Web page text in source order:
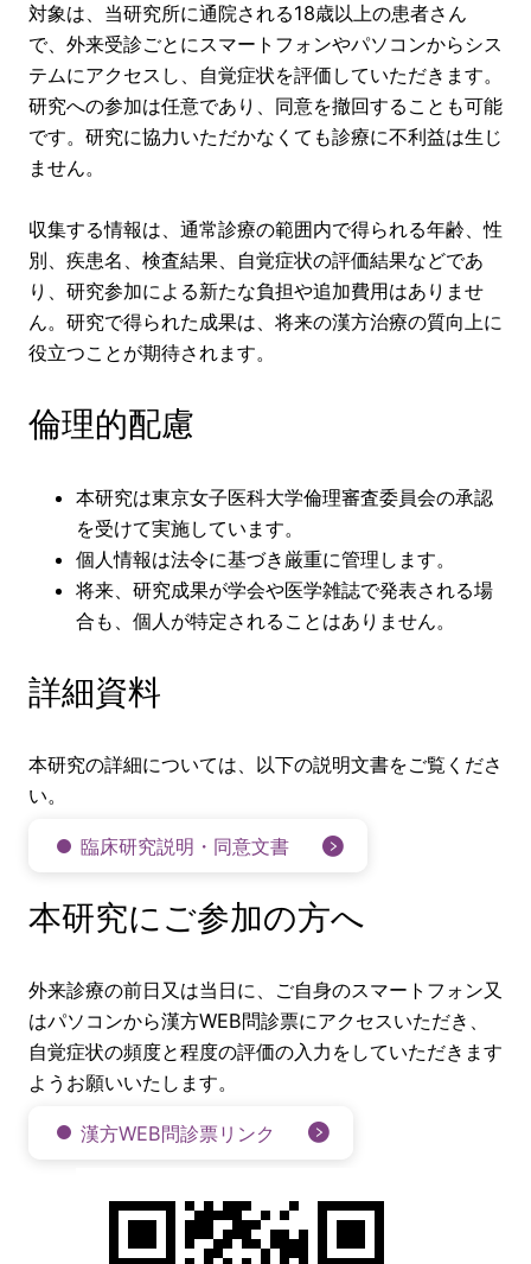
対象は、当研究所に通院される18歳以上の患者さん
で、外来受診ごとにスマートフォンやパソコンからシス
テムにアクセスし、自覚症状を評価していただきます。
研究への参加は任意であり、同意を撤回することも可能
です。研究に協力いただかなくても診療に不利益は生じ
ません。
収集する情報は、通常診療の範囲内で得られる年齢、性
別、疾患名、検査結果、自覚症状の評価結果などであ
り、研究参加による新たな負担や追加費用はありませ
ん。研究で得られた成果は、将来の漢方治療の質向上に
役立つことが期待されます。
倫理的配慮
本研究は東京女子医科大学倫理審査委員会の承認
を受けて実施しています。
個人情報は法令に基づき厳重に管理します。
将来、研究成果が学会や医学雑誌で発表される場
合も、個人が特定されることはありません。
詳細資料
本研究の詳細については、以下の説明文書をご覧くださ
い。
臨床研究説明・同意文書
本研究にご参加の方へ
外来診療の前日又は当日に、ご自身のスマートフォン又
はパソコンから漢方WEB問診票にアクセスいただき、
自覚症状の頻度と程度の評価の入力をしていただきます
ようお願いいたします。
漢方WEB問診票リンク